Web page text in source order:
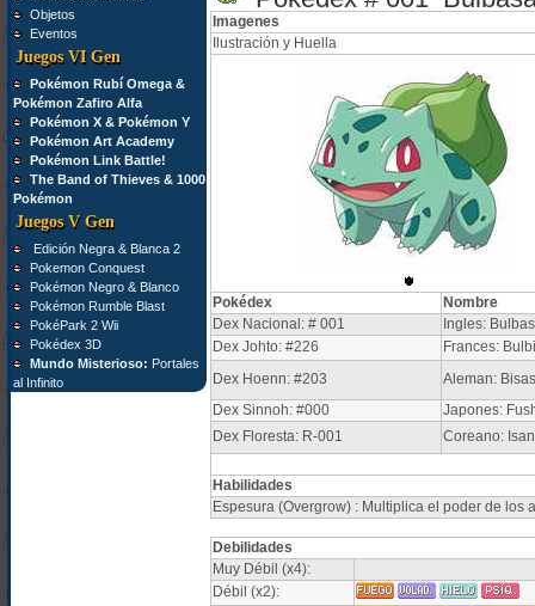
Objetos
Eventos
Juegos VI Gen
Pokémon Rubí Omega &
Pokémon Zafiro Alfa
Pokémon X & Pokémon Y
Pokémon Art Academy
Pokémon Link Battle!
The Band of Thieves & 1000
Pokémon
Juegos V Gen
Edición Negra & Blanca 2
Pokemon Conquest
Pokémon Negro & Blanco
Pokémon Rumble Blast
PokéPark 2 Wii
Pokédex 3D
Mundo Misterioso: Portales
al Infinito
Imagenes
Ilustración y Huella
Pokédex
Nombre
Dex Nacional: # 001
Ingles:
Dex Johto: #226
Frances:
Dex Hoenn: #203
Aleman:
Dex Sinnoh: #000
Japones:
Dex Floresta: R-001
Coreano:
Habilidades
Espesura (Overgrow) : Multiplica el poder de los
Debilidades
Muy Débil (x4):
Débil (x2):